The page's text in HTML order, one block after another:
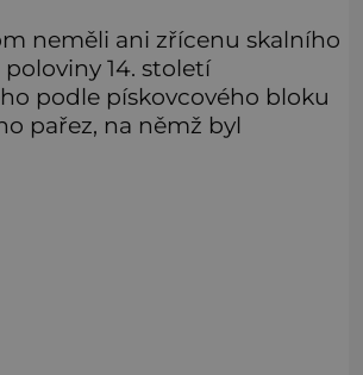
neměli ani zřícenu skalního
14. století
podle pískovcového bloku
pařez, na němž byl